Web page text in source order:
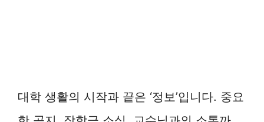
대학 생활의 시작과 끝은 ‘정보’입니다. 중요